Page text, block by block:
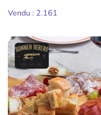
Vendu : 2.161